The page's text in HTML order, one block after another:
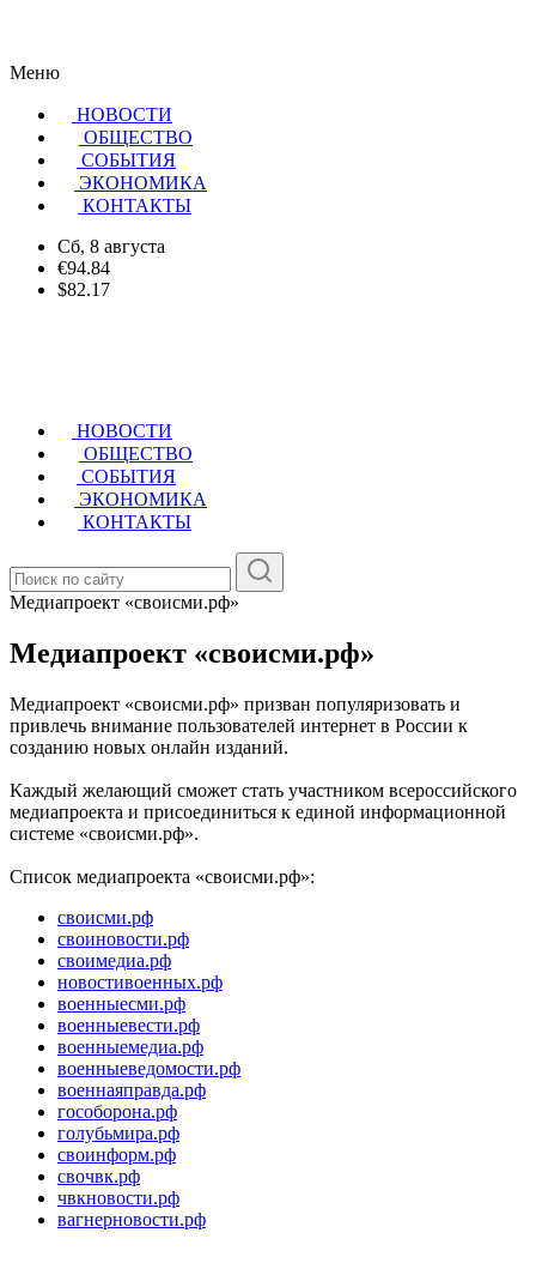
Меню
НОВОСТИ
ОБЩЕСТВО
CОБЫТИЯ
ЭКОНОМИКА
КОНТАКТЫ
Сб, 8 августа
€94.84
$82.17
НОВОСТИ
ОБЩЕСТВО
СОБЫТИЯ
ЭКОНОМИКА
КОНТАКТЫ
Медиапроект «своисми.рф»
Медиапроект «своисми.рф»
Медиапроект «своисми.рф» призван популяризовать и
привлечь внимание пользователей интернет в России к
созданию новых онлайн изданий.
Каждый желающий сможет стать участником всероссийского
медиапроекта и присоединиться к единой информационной
системе «своисми.рф».
Список медиапроекта «своисми.рф»:
своисми.рф
своиновости.рф
своимедиа.рф
новостивоенных.рф
военныесми.рф
военныевести.рф
военныемедиа.рф
военныеведомости.рф
военнаяправда.рф
гособорона.рф
голубьмира.рф
своинформ.рф
свочвк.рф
чвкновости.рф
вагнерновости.рф